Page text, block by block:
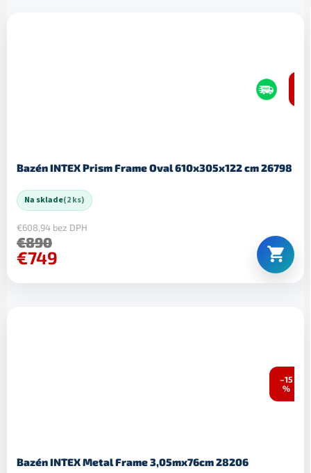
Bazén INTEX Prism Frame Oval 610x305x122 cm 26798
Na sklade(2 ks)
€608,94 bez DPH
€890
€749
–15
%
Bazén INTEX Metal Frame 3,05mx76cm 28206